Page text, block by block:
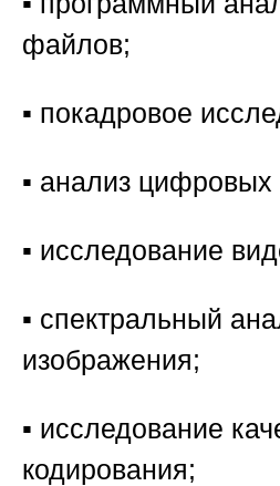
файлов;
▪️ покадровое
▪️ анализ
▪️ исследование
▪️ спектральный
изображения;
▪️ исследование
кодирования;